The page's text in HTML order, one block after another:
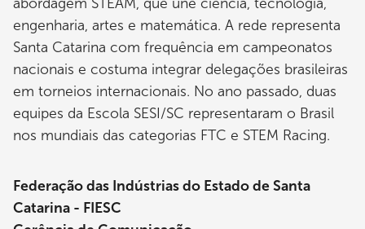
engenharia, artes e matemática. A rede representa
Santa Catarina com frequência em campeonatos
nacionais e costuma integrar delegações brasileiras
em torneios internacionais. No ano passado, duas
equipes da Escola SESI/SC representaram o Brasil
nos mundiais das categorias FTC e STEM Racing.
Federação das Indústrias do Estado de Santa
Catarina - FIESC